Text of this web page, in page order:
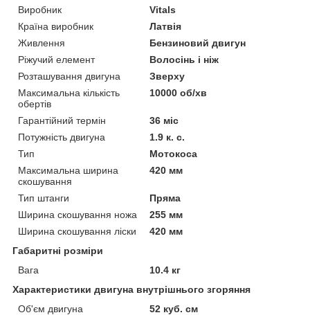
Виробник
Vitals
Країна виробник
Латвія
Живлення
Бензиновий двигун
Ріжучий елемент
Волосінь і ніж
Розташування двигуна
Зверху
Максимальна кількість
обертів
10000 об/хв
Гарантійний термін
36 міс
Потужність двигуна
1.9 к. с.
Тип
Мотокоса
Максимальна ширина
скошування
420 мм
Тип штанги
Пряма
Ширина скошування ножа
255 мм
Ширина скошування ліски
420 мм
Габаритні розміри
Вага
10.4 кг
Характеристики двигуна внутрішнього згоряння
Об'єм двигуна
52 куб. см